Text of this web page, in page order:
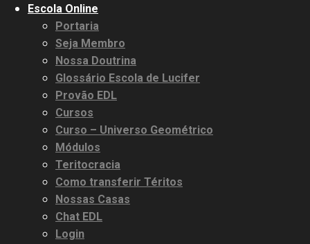
Escola Online
Portaria
Seja Membro
Nossa Doutrina
Glossário Escola de Lucifer
Provão EDL
Cursos
Curso – Universo Geométrico
Módulos
Teritocracia
Como transferir Téritos
Nossas Casas
Chat EDL
Login